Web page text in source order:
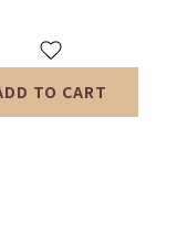
TO CART